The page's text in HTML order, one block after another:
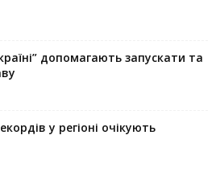
допомагають запускaти та
у регіоні очікують